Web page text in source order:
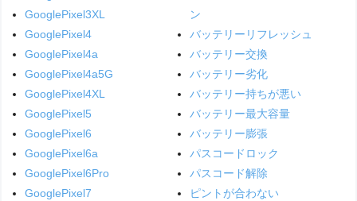
GooglePixel3XL
GooglePixel4
GooglePixel4a
GooglePixel4a5G
GooglePixel4XL
GooglePixel5
GooglePixel6
GooglePixel6a
GooglePixel6Pro
GooglePixel7
ン
バッテリーリフレッシュ
バッテリー交換
バッテリー劣化
バッテリー持ちが悪い
バッテリー最大容量
バッテリー膨張
パスコードロック
パスコード解除
ピントが合わない